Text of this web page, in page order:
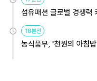
섬유패션 글로벌 경쟁
원
18분전
농식품부, '천원의 아침